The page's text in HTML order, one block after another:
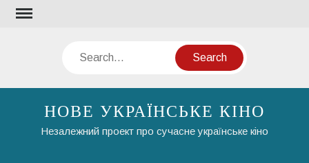
Skip
Search
НОВЕ УКРАЇНСЬКЕ КІНО
Незалежний проект про сучасне українське кіно